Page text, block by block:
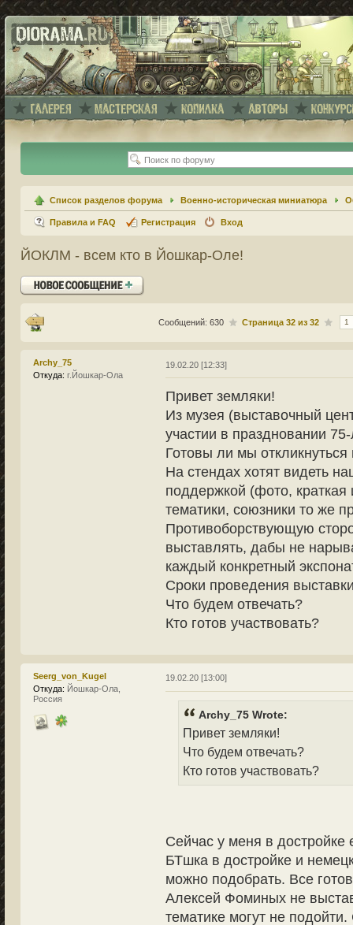
Список разделов форума Военно-историческая миниатюра
Правила и FAQ Регистрация Вход
ЙОКЛМ - всем кто в Йошкар-Оле!
Ответить
Сообщений: 630 Страница32 из32 1
Archy_75
Откуда: г.Йошкар-Ола
19.02.20 [12:33]
Привет земляки!
Из музея (выставочный
участии в праздновании
Готовы ли мы
На стендах хотят видеть
поддержкой (фото, краткая
тематики, союзники то же
Противоборствующую
выставлять, дабы не
каждый конкретный
Сроки проведения
Что будем отвечать?
Кто готов участвовать?
Seerg_von_Kugel
Откуда: Йошкар-Ола,
Россия
19.02.20 [13:00]
Archy_75 Wrote:
Привет земляки!
Что будем отвечать?
Кто готов участвовать?
Сейчас у меня в достройке
БТшка в достройке и
можно подобрать. Все
Алексей Фоминых не
тематике могут не